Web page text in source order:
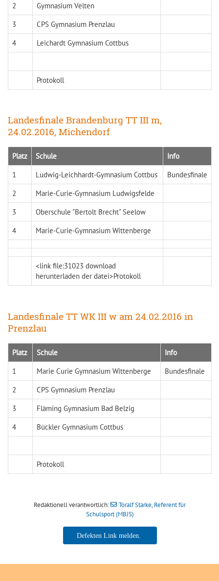
2
Gymnasium Velten
3
CPS Gymnasium Prenzlau
4
Leichardt Gymnasium Cottbus
Protokoll
Landesfinale Brandenburg TT III m,
24.02.2016, Michendorf
Platz Schule
Info
1
Ludwig-Leichhardt-Gymnasium Cottbus
Bundesfinale
2
Marie-Curie-Gymnasium Ludwigsfelde
3
Oberschule "Bertolt Brecht" Seelow
4
Marie-Curie-Gymnasium Wittenberge
<link file:31023 download
herunterladen der datei>Protokoll
Landesfinale TT WK III w am 24.02.2016 in
Prenzlau
Platz Schule
Info
1
Marie Curie Gymnasium Wittenberge
Bundesfinale
2
CPS Gymnasium Prenzlau
3
Fläming Gymnasium Bad Belzig
4
Bückler Gymnasium Cottbus
Protokoll
Redaktionell verantwortlich:
Toralf Starke, Referent für
Schulsport (MBJS)
Toralf Starke, Referent für